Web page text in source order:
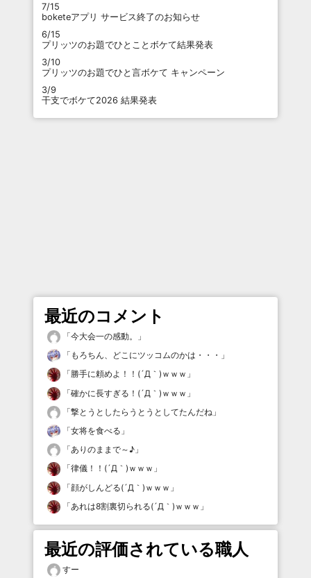
7/15
boketeアプリ サービス終了のお知らせ
6/15
プリッツのお題でひとことボケて結果発表
3/10
プリッツのお題でひと言ボケて キャンペーン
3/9
干支でボケて2026 結果発表
最近のコメント
「今大会一の感動。
」
「 もろちん、どこにツッコムのかは・・・ 」
「勝手に頼めよ！！(´Д｀)ｗｗｗ 」
「確かに長すぎる！(´Д｀)ｗｗｗ 」
「撃とうとしたらうとうとしてたんだね 」
「女将を食べる 」
「ありのままで～♪ 」
「律儀！！(´Д｀)ｗｗｗ 」
「顔がしんどる(´Д｀)ｗｗｗ 」
「あれは8割裏切られる(´Д｀)ｗｗｗ 」
最近の評価されている職人
すー